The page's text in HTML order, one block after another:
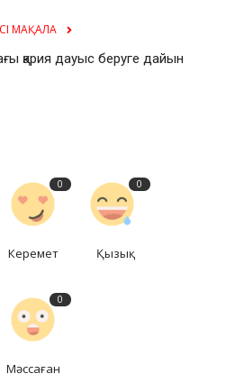
МАҚАЛА
қария дауыс беруге дайын
0
Керемет
0
Қызық
0
Мәссаған